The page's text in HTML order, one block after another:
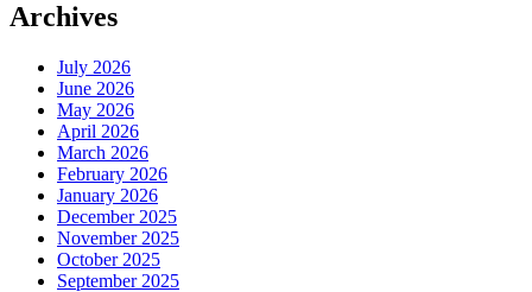
Archives
July 2026
June 2026
May 2026
April 2026
March 2026
February 2026
January 2026
December 2025
November 2025
October 2025
September 2025